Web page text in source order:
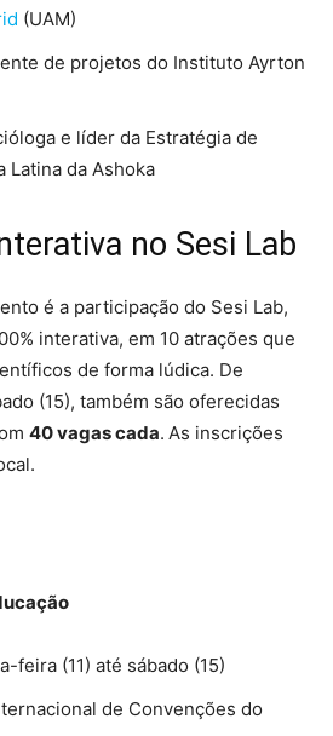
(UAM)
de projetos do Instituto Ayrton
e líder da Estratégia de
Latina da Ashoka
no Sesi Lab
é a participação do Sesi Lab,
interativa, em 10 atrações que
de forma lúdica. De
(15), também são oferecidas
40 vagas cada. As inscrições
feira (11) até sábado (15)
de Convenções do